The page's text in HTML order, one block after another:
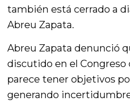
también está cerrado a
Abreu Zapata.
Abreu Zapata denunció
discutido en el Congreso
parece tener objetivos
generando